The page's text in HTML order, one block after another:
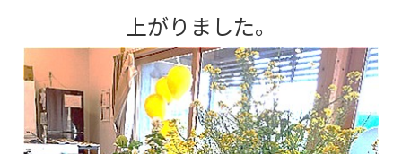
上がりました。